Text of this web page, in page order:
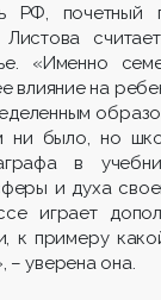
РФ, почетный
«Именно
влияние на
было, но
в
и духа
играет
к примеру
– уверена она.